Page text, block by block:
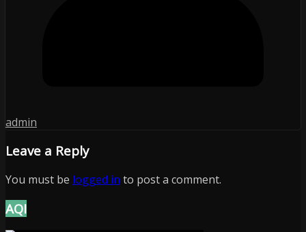
admin
Leave a Reply
You must be logged in to post a comment.
AQI